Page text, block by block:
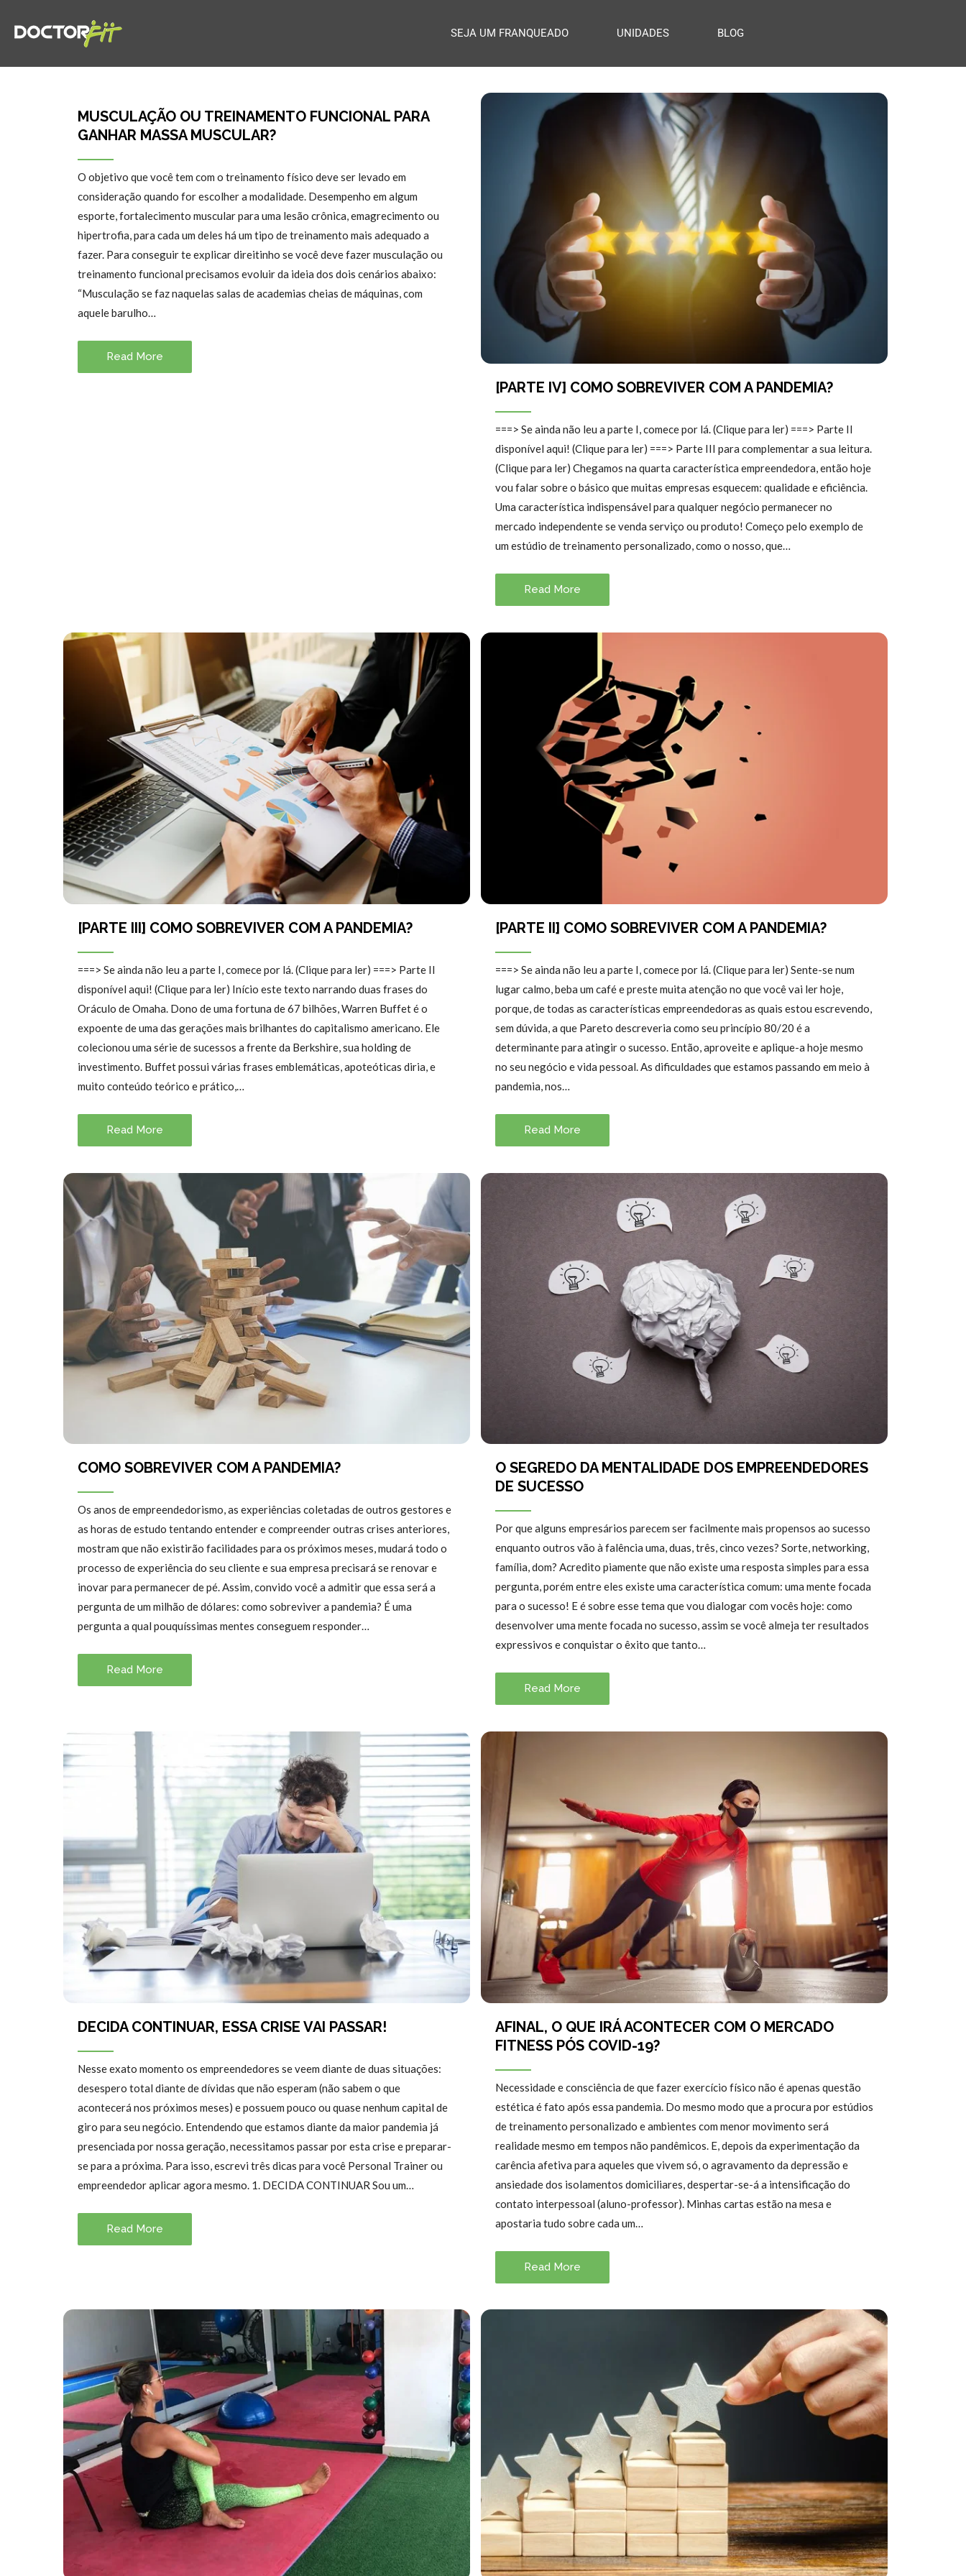
SEJA UM FRANQUEADO UNIDADES BLOG
MUSCULAÇÃO OU TREINAMENTO FUNCIONAL PARA
GANHAR MASSA MUSCULAR?
O objetivo que você tem com o treinamento físico deve ser levado em
consideração quando for escolher a modalidade. Desempenho em algum
esporte, fortalecimento muscular para uma lesão crônica, emagrecimento ou
hipertrofia, para cada um deles há um tipo de treinamento mais adequado a
fazer. Para conseguir te explicar direitinho se você deve fazer musculação ou
treinamento funcional precisamos evoluir da ideia dos dois cenários abaixo:
“Musculação se faz naquelas salas de academias cheias de máquinas, com
aquele barulho…
Read More
[PARTE IV] COMO SOBREVIVER COM A PANDEMIA?
===> Se ainda não leu a parte I, comece por lá. (Clique para ler) ===> Parte II
disponível aqui! (Clique para ler) ===> Parte III para complementar a sua leitura.
(Clique para ler) Chegamos na quarta característica empreendedora, então hoje
vou falar sobre o básico que muitas empresas esquecem: qualidade e eficiência.
Uma característica indispensável para qualquer negócio permanecer no
mercado independente se venda serviço ou produto! Começo pelo exemplo de
um estúdio de treinamento personalizado, como o nosso, que…
Read More
[PARTE III] COMO SOBREVIVER COM A PANDEMIA?
===> Se ainda não leu a parte I, comece por lá. (Clique para ler) ===> Parte II
disponível aqui! (Clique para ler) Início este texto narrando duas frases do
Oráculo de Omaha. Dono de uma fortuna de 67 bilhões, Warren Buffet é o
expoente de uma das gerações mais brilhantes do capitalismo americano. Ele
colecionou uma série de sucessos a frente da Berkshire, sua holding de
investimento. Buffet possui várias frases emblemáticas, apoteóticas diria, e
muito conteúdo teórico e prático,…
Read More
[PARTE II] COMO SOBREVIVER COM A PANDEMIA?
===> Se ainda não leu a parte I, comece por lá. (Clique para ler) Sente-se num
lugar calmo, beba um café e preste muita atenção no que você vai ler hoje,
porque, de todas as características empreendedoras as quais estou escrevendo,
sem dúvida, a que Pareto descreveria como seu princípio 80/20 é a
determinante para atingir o sucesso. Então, aproveite e aplique-a hoje mesmo
no seu negócio e vida pessoal. As dificuldades que estamos passando em meio à
pandemia, nos…
Read More
COMO SOBREVIVER COM A PANDEMIA?
Os anos de empreendedorismo, as experiências coletadas de outros gestores e
as horas de estudo tentando entender e compreender outras crises anteriores,
mostram que não existirão facilidades para os próximos meses, mudará todo o
processo de experiência do seu cliente e sua empresa precisará se renovar e
inovar para permanecer de pé. Assim, convido você a admitir que essa será a
pergunta de um milhão de dólares: como sobreviver a pandemia? É uma
pergunta a qual pouquíssimas mentes conseguem responder…
Read More
O SEGREDO DA MENTALIDADE DOS EMPREENDEDORES
DE SUCESSO
Por que alguns empresários parecem ser facilmente mais propensos ao sucesso
enquanto outros vão à falência uma, duas, três, cinco vezes? Sorte, networking,
família, dom? Acredito piamente que não existe uma resposta simples para essa
pergunta, porém entre eles existe uma característica comum: uma mente focada
para o sucesso! E é sobre esse tema que vou dialogar com vocês hoje: como
desenvolver uma mente focada no sucesso, assim se você almeja ter resultados
expressivos e conquistar o êxito que tanto…
Read More
DECIDA CONTINUAR, ESSA CRISE VAI PASSAR!
Nesse exato momento os empreendedores se veem diante de duas situações:
desespero total diante de dívidas que não esperam (não sabem o que
acontecerá nos próximos meses) e possuem pouco ou quase nenhum capital de
giro para seu negócio. Entendendo que estamos diante da maior pandemia já
presenciada por nossa geração, necessitamos passar por esta crise e preparar-
se para a próxima. Para isso, escrevi três dicas para você Personal Trainer ou
empreendedor aplicar agora mesmo. 1. DECIDA CONTINUAR Sou um…
Read More
AFINAL, O QUE IRÁ ACONTECER COM O MERCADO
FITNESS PÓS COVID-19?
Necessidade e consciência de que fazer exercício físico não é apenas questão
estética é fato após essa pandemia. Do mesmo modo que a procura por estúdios
de treinamento personalizado e ambientes com menor movimento será
realidade mesmo em tempos não pandêmicos. E, depois da experimentação da
carência afetiva para aqueles que vivem só, o agravamento da depressão e
ansiedade dos isolamentos domiciliares, despertar-se-á a intensificação do
contato interpessoal (aluno-professor). Minhas cartas estão na mesa e
apostaria tudo sobre cada um…
Read More